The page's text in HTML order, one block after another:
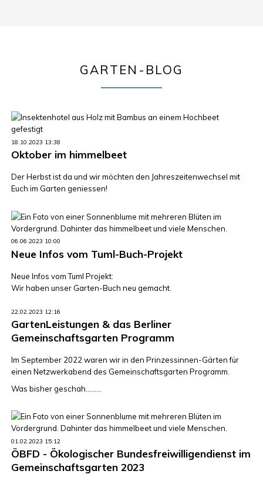
GARTEN-BLOG
18.10.2023 13:38
Oktober im himmelbeet
Der Herbst ist da und wir möchten den Jahreszeitenwechsel mit
Euch im Garten geniessen!
06.06.2023 10:00
Neue Infos vom Tuml-Buch-Projekt
Neue Infos vom Tuml Projekt:
Wir haben unser Garten-Buch neu gemacht.
22.02.2023 12:16
GartenLeistungen & das Berliner
Gemeinschaftsgarten Programm
Im September 2022 waren wir in den Prinzessinnen-Gärten für
einen Netzwerkabend des Gemeinschaftsgarten Programm.
Was bisher geschah.........
01.02.2023 15:12
ÖBFD - Ökologischer Bundesfreiwilligendienst im
Gemeinschaftsgarten 2023